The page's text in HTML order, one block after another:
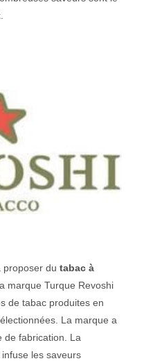
proposer du tabac à
la marque Turque Revoshi
de tabac produites en
La marque a
de fabrication. La
infuse les saveurs